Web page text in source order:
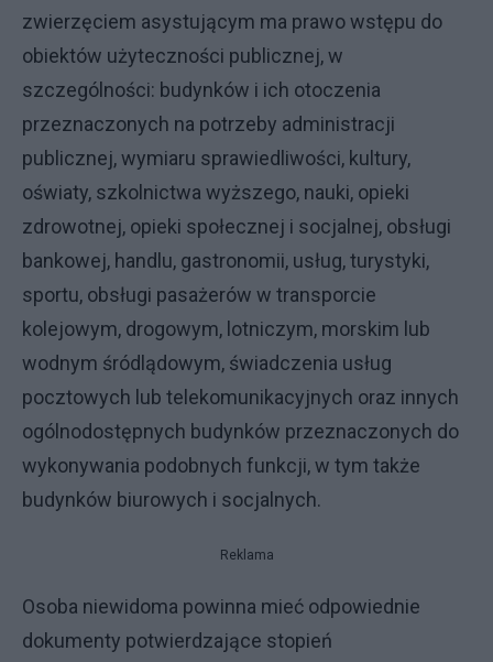
zwierzęciem asystującym ma prawo wstępu do
obiektów użyteczności publicznej, w
szczególności: budynków i ich otoczenia
przeznaczonych na potrzeby administracji
publicznej, wymiaru sprawiedliwości, kultury,
oświaty, szkolnictwa wyższego, nauki, opieki
zdrowotnej, opieki społecznej i socjalnej, obsługi
bankowej, handlu, gastronomii, usług, turystyki,
sportu, obsługi pasażerów w transporcie
kolejowym, drogowym, lotniczym, morskim lub
wodnym śródlądowym, świadczenia usług
pocztowych lub telekomunikacyjnych oraz innych
ogólnodostępnych budynków przeznaczonych do
wykonywania podobnych funkcji, w tym także
budynków biurowych i socjalnych.
Reklama
Osoba niewidoma powinna mieć odpowiednie
dokumenty potwierdzające stopień